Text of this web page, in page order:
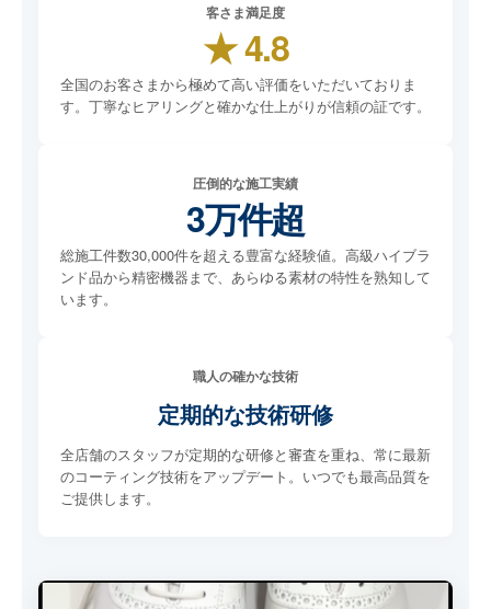
客さま満足度
★ 4.8
全国のお客さまから極めて高い評価をいただいておりま
す。丁寧なヒアリングと確かな仕上がりが信頼の証です。
圧倒的な施工実績
3万件超
総施工件数30,000件を超える豊富な経験値。高級ハイブラ
ンド品から精密機器まで、あらゆる素材の特性を熟知して
います。
職人の確かな技術
定期的な技術研修
全店舗のスタッフが定期的な研修と審査を重ね、常に最新
のコーティング技術をアップデート。いつでも最高品質を
ご提供します。